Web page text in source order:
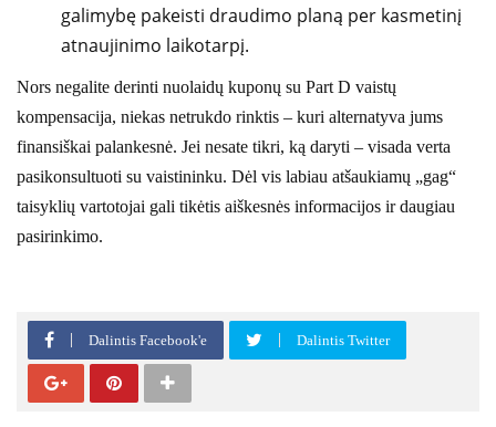
galimybę pakeisti draudimo planą per kasmetinį
atnaujinimo laikotarpį.
Nors negalite derinti nuolaidų kuponų su Part D vaistų
kompensacija, niekas netrukdo rinktis – kuri alternatyva jums
finansiškai palankesnė. Jei nesate tikri, ką daryti – visada verta
pasikonsultuoti su vaistininku. Dėl vis labiau atšaukiamų „gag“
taisyklių vartotojai gali tikėtis aiškesnės informacijos ir daugiau
pasirinkimo.
Dalintis Facebook'e Dalintis Twitter